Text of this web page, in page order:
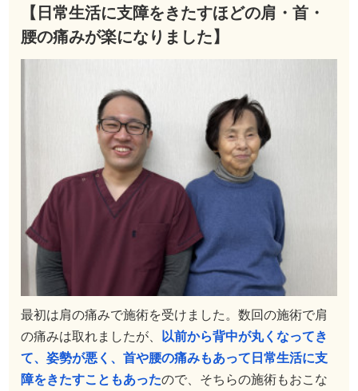
【日常生活に支障をきたすほどの肩・首・
腰の痛みが楽になりました】
最初は肩の痛みで施術を受けました。数回の施術で肩
の痛みは取れましたが、 以前から背中が丸くなってき
て、姿勢が悪く、首や腰の痛みもあって日常生活に支
障をきたすこともあったので、そちらの施術もおこな